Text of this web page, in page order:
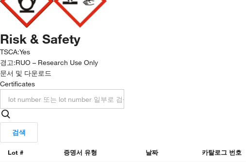
Risk & Safety
TSCA:Yes
경고:RUO – Research Use Only
문서 및 다운로드
Certificates
검색
Lot # 증명서 유형 날짜 카탈로그 번호